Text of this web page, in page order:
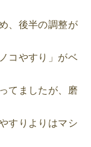
、後半の調整が
コやすり」がベ
てましたが、磨
すりよりはマシ